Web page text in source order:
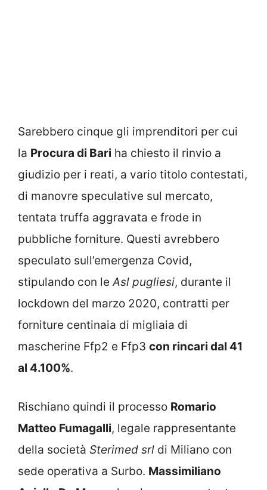
Sarebbero cinque gli imprenditori per cui
la Procura di Bari ha chiesto il rinvio a
giudizio per i reati, a vario titolo contestati,
di manovre speculative sul mercato,
tentata truffa aggravata e frode in
pubbliche forniture. Questi avrebbero
speculato sull’emergenza Covid,
stipulando con le Asl pugliesi, durante il
lockdown del marzo 2020, contratti per
forniture centinaia di migliaia di
mascherine Ffp2 e Ffp3 con rincari dal 41
al 4.100%.
Rischiano quindi il processo Romario
Matteo Fumagalli, legale rappresentante
della società Sterimed srl di Miliano con
sede operativa a Surbo. Massimiliano